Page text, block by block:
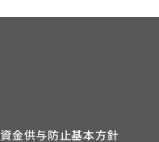
金供与防止基本方針